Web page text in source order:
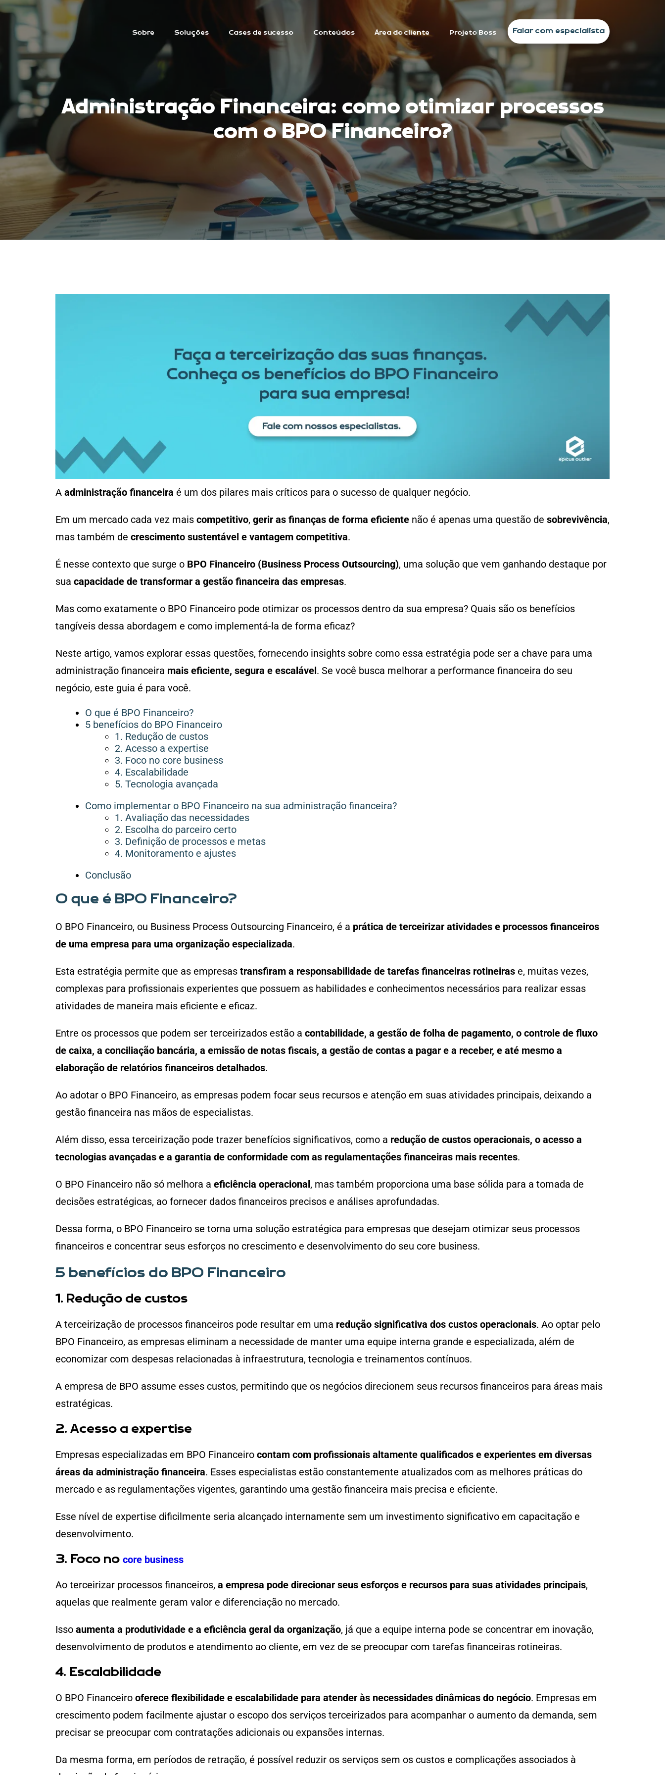
Sobre Soluções Cases de sucesso Conteúdos Área do cliente Projeto Boss Falar com especialista
Administração Financeira: como otimizar processos
com o BPO Financeiro?
A administração financeira é um dos pilares mais críticos para o sucesso de qualquer negócio.
Em um mercado cada vez mais competitivo, gerir as finanças de forma eficiente não é apenas uma questão de sobrevivência,
mas também de crescimento sustentável e vantagem competitiva.
É nesse contexto que surge o BPO Financeiro (Business Process Outsourcing), uma solução que vem ganhando destaque por
sua capacidade de transformar a gestão financeira das empresas.
Mas como exatamente o BPO Financeiro pode otimizar os processos dentro da sua empresa? Quais são os benefícios
tangíveis dessa abordagem e como implementá-la de forma eficaz?
Neste artigo, vamos explorar essas questões, fornecendo insights sobre como essa estratégia pode ser a chave para uma
administração financeira mais eficiente, segura e escalável. Se você busca melhorar a performance financeira do seu
negócio, este guia é para você.
O que é BPO Financeiro?
5 benefícios do BPO Financeiro
1. Redução de custos
2. Acesso a expertise
3. Foco no core business
4. Escalabilidade
5. Tecnologia avançada
Como implementar o BPO Financeiro na sua administração financeira?
1. Avaliação das necessidades
2. Escolha do parceiro certo
3. Definição de processos e metas
4. Monitoramento e ajustes
Conclusão
O que é BPO Financeiro?
O BPO Financeiro, ou Business Process Outsourcing Financeiro, é a prática de terceirizar atividades e processos financeiros
de uma empresa para uma organização especializada.
Esta estratégia permite que as empresas transfiram a responsabilidade de tarefas financeiras rotineiras e, muitas vezes,
complexas para profissionais experientes que possuem as habilidades e conhecimentos necessários para realizar essas
atividades de maneira mais eficiente e eficaz.
Entre os processos que podem ser terceirizados estão a contabilidade, a gestão de folha de pagamento, o controle de fluxo
de caixa, a conciliação bancária, a emissão de notas fiscais, a gestão de contas a pagar e a receber, e até mesmo a
elaboração de relatórios financeiros detalhados.
Ao adotar o BPO Financeiro, as empresas podem focar seus recursos e atenção em suas atividades principais, deixando a
gestão financeira nas mãos de especialistas.
Além disso, essa terceirização pode trazer benefícios significativos, como a redução de custos operacionais, o acesso a
tecnologias avançadas e a garantia de conformidade com as regulamentações financeiras mais recentes.
O BPO Financeiro não só melhora a eficiência operacional, mas também proporciona uma base sólida para a tomada de
decisões estratégicas, ao fornecer dados financeiros precisos e análises aprofundadas.
Dessa forma, o BPO Financeiro se torna uma solução estratégica para empresas que desejam otimizar seus processos
financeiros e concentrar seus esforços no crescimento e desenvolvimento do seu core business.
5 benefícios do BPO Financeiro
1. Redução de custos
A terceirização de processos financeiros pode resultar em uma redução significativa dos custos operacionais. Ao optar pelo
BPO Financeiro, as empresas eliminam a necessidade de manter uma equipe interna grande e especializada, além de
economizar com despesas relacionadas à infraestrutura, tecnologia e treinamentos contínuos.
A empresa de BPO assume esses custos, permitindo que os negócios direcionem seus recursos financeiros para áreas mais
estratégicas.
2. Acesso a expertise
Empresas especializadas em BPO Financeiro contam com profissionais altamente qualificados e experientes em diversas
áreas da administração financeira. Esses especialistas estão constantemente atualizados com as melhores práticas do
mercado e as regulamentações vigentes, garantindo uma gestão financeira mais precisa e eficiente.
Esse nível de expertise dificilmente seria alcançado internamente sem um investimento significativo em capacitação e
desenvolvimento.
3. Foco no core business
Ao terceirizar processos financeiros, a empresa pode direcionar seus esforços e recursos para suas atividades principais,
aquelas que realmente geram valor e diferenciação no mercado.
Isso aumenta a produtividade e a eficiência geral da organização, já que a equipe interna pode se concentrar em inovação,
desenvolvimento de produtos e atendimento ao cliente, em vez de se preocupar com tarefas financeiras rotineiras.
4. Escalabilidade
O BPO Financeiro oferece flexibilidade e escalabilidade para atender às necessidades dinâmicas do negócio. Empresas em
crescimento podem facilmente ajustar o escopo dos serviços terceirizados para acompanhar o aumento da demanda, sem
precisar se preocupar com contratações adicionais ou expansões internas.
Da mesma forma, em períodos de retração, é possível reduzir os serviços sem os custos e complicações associados à